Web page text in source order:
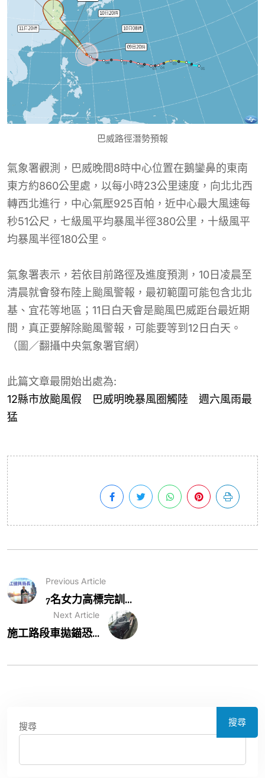
巴威路徑潛勢預報
氣象署觀測，巴威晚間8時中心位置在鵝鑾鼻的東南
東方約860公里處，以每小時23公里速度，向北北西
轉西北進行，中心氣壓925百帕，近中心最大風速每
秒51公尺，七級風平均暴風半徑380公里，十級風平
均暴風半徑180公里。
氣象署表示，若依目前路徑及進度預測，10日凌晨至
清晨就會發布陸上颱風警報，最初範圍可能包含北北
基、宜花等地區；11日白天會是颱風巴威距台最近期
間，真正要解除颱風警報，可能要等到12日白天。
（圖／翻攝中央氣象署官網）
此篇文章最開始出處為:
12縣市放颱風假 巴威明晚暴風圈觸陸 週六風雨最
猛
Previous Article
7名女力高標完訓...
Next Article
施工路段車拋錨恐...
搜尋 搜尋